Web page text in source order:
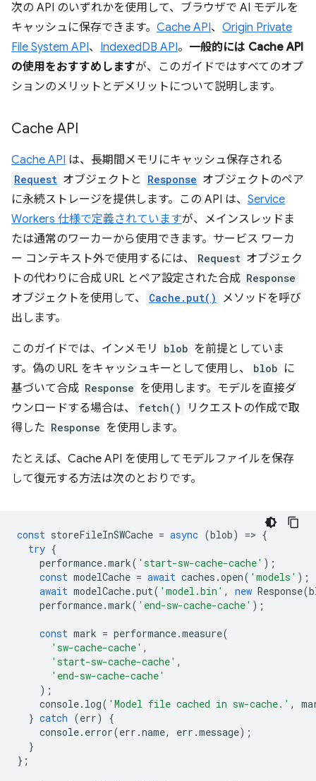
次の API のいずれかを使用して、ブラウザで AI モデルを
キャッシュに保存できます。 Cache API、 Origin Private
File System API、 IndexedDB API。 一般的には Cache API
の使用をおすすめしますが、このガイドではすべてのオプ
ションのメリットとデメリットについて説明します。
Cache API
Cache API は、長期間メモリにキャッシュ保存される
Request オブジェクトと Response オブジェクトのペア
に永続ストレージを提供します。この API は、 Service
Workers 仕様で定義されていますが、メインスレッドま
たは通常のワーカーから使用できます。サービス ワーカ
ー コンテキスト外で使用するには、
Request オブジェク
トの代わりに合成 URL とペア設定された合成 Response
オブジェクトを使用して、 Cache.put()
メソッドを呼び
出します。
このガイドでは、インメモリ blob を前提としていま
す。偽の URL をキャッシュキーとして使用し、
blob に
基づいて合成 Response を使用します。モデルを直接ダ
ウンロードする場合は、
fetch()
リクエストの作成で取
得した Response を使用します。
たとえば、Cache API を使用してモデルファイルを保存
して復元する方法は次のとおりです。
const storeFileInSWCache = async (blob) => {
try {
performance.mark( 'start-sw-cache-cache' );
const modelCache = await caches .open( 'models' );
await modelCache.put( 'model.bin' , new Response(
performance.mark( 'end-sw-cache-cache' );
const mark = performance.measure(
'sw-cache-cache' ,
'start-sw-cache-cache' ,
'end-sw-cache-cache'
);
console. log( 'Model file cached in sw-cache.' ,
} catch (err)
{
console. error(err .name, err .message);
}
};